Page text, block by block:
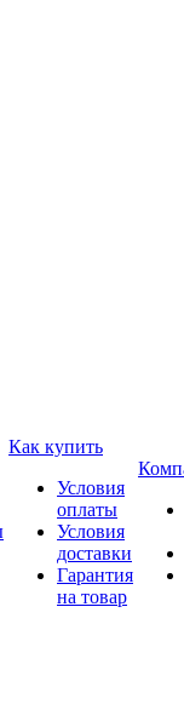
Как купить
Условия
оплаты
Условия
доставки
Гарантия
на товар